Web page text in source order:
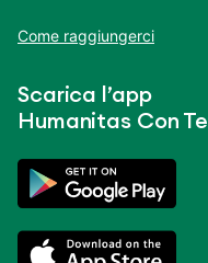
Come raggiungerci
Scarica l’app
Humanitas Con Te